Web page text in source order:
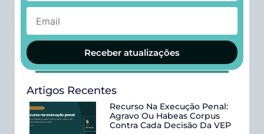
Receber atualizações
Artigos Recentes
Recurso Na Execução Penal:
Agravo Ou Habeas Corpus
Contra Cada Decisão Da VEP